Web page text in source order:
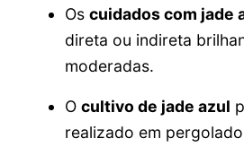
Oscuidados com jade
direta ou indireta
moderadas.
Ocultivo de jade azul
realizado em